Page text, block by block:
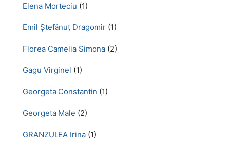
Elena Morteciu (1)
Emil Ștefănuț Dragomir (1)
Florea Camelia Simona (2)
Gagu Virginel (1)
Georgeta Constantin (1)
Georgeta Male (2)
GRANZULEA Irina (1)